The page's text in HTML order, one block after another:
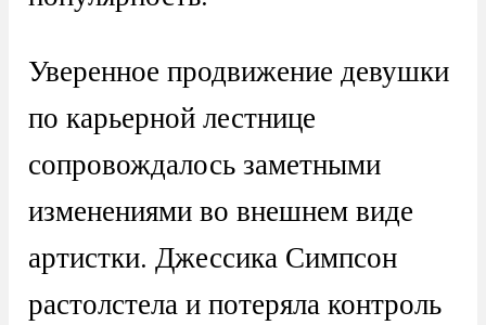
Уверенное продвижение девушки
по карьерной лестнице
сопровождалось заметными
изменениями во внешнем виде
артистки. Джессика Симпсон
растолстела и потеряла контроль